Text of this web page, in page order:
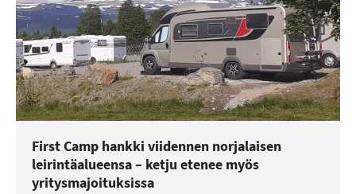
First Camp hankki viidennen norjalaisen
leirintäalueensa – ketju etenee myös
yritysmajoituksissa